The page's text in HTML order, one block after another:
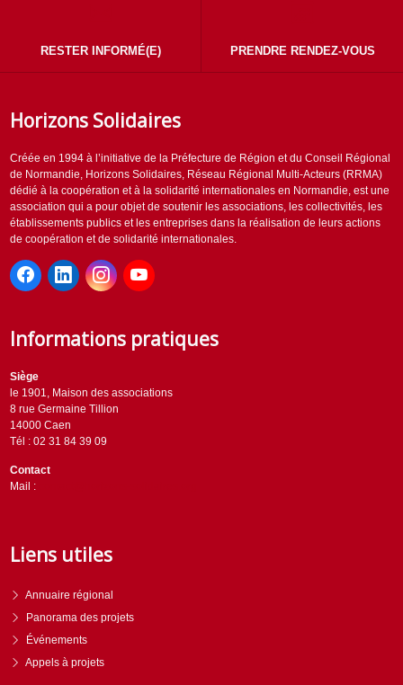
RESTER INFORMÉ(E) PRENDRE RENDEZ-VOUS
Horizons Solidaires
Créée en 1994 à l’initiative de la Préfecture de Région et du Conseil Régional
de Normandie, Horizons Solidaires, Réseau Régional Multi-Acteurs (RRMA)
dédié à la coopération et à la solidarité internationales en Normandie, est une
association qui a pour objet de soutenir les associations, les collectivités, les
établissements publics et les entreprises dans la réalisation de leurs actions
de coopération et de solidarité internationales.
Informations pratiques
Siège
le 1901, Maison des associations
8 rue Germaine Tillion
14000 Caen
Tél : 02 31 84 39 09
Contact
Mail :
Liens utiles
Annuaire régional
Panorama des projets
Événements
Appels à projets